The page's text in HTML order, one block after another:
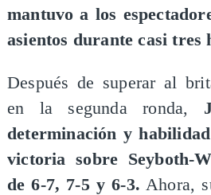
mantuvo a los
asientos durante casi tres
​Después de superar al
en la segunda ronda,
determinación y
victoria sobre Seyboth-
de 6-7, 7-5 y 6-3. Ahora,